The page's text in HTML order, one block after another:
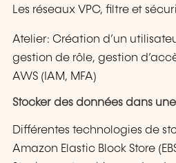
Les réseaux VPC, filtre et
Atelier: Création d’un
gestion de rôle, gestion
AWS (IAM, MFA)
Stocker des données dans
Différentes technologies de
Amazon Elastic Block Store